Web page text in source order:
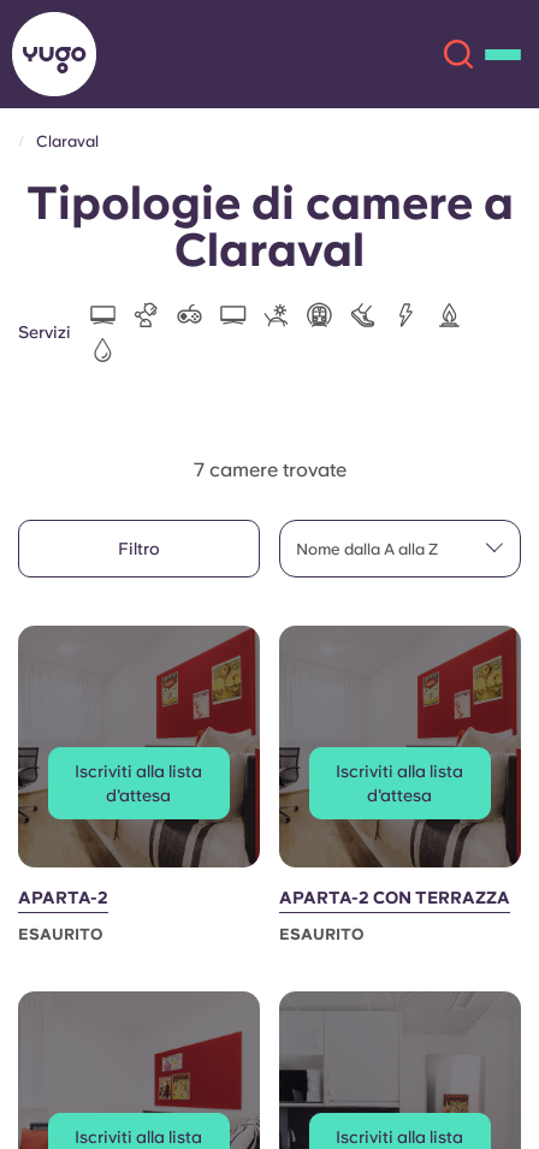
Chi siamo
Altro
English (GB)
Chinese
Español
Català
Deutsch
Portuguese
Seleziona un paese
Seleziona una residenza
Prenota ora
English (GB)
English (US)
Chinese Español
Claraval
Tipologie di camere a
Claraval
Servizi
7 camere trovate
Filtro Nome dalla A alla Z
Iscriviti alla lista
d'attesa
APARTA-2
ESAURITO
Iscriviti alla lista
d'attesa
APARTA-2 CON TERRAZZA
ESAURITO
Iscriviti alla lista
Iscriviti alla lista